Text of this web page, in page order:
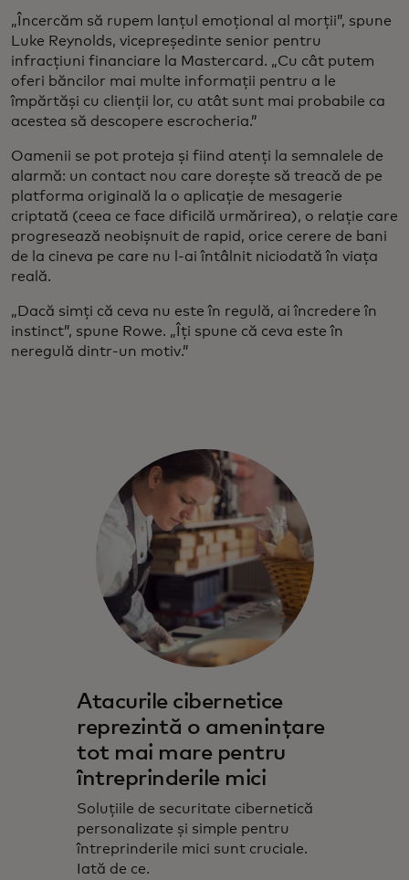
„Încercăm să rupem lanțul emoțional al morții”, spune
Luke Reynolds, vicepreședinte senior pentru
infracțiuni financiare la Mastercard. „Cu cât putem
oferi băncilor mai multe informații pentru a le
împărtăși cu clienții lor, cu atât sunt mai probabile ca
acestea să descopere escrocheria.”
Oamenii se pot proteja și fiind atenți la semnalele de
alarmă: un contact nou care dorește să treacă de pe
platforma originală la o aplicație de mesagerie
criptată (ceea ce face dificilă urmărirea), o relație care
progresează neobișnuit de rapid, orice cerere de bani
de la cineva pe care nu l-ai întâlnit niciodată în viața
reală.
„Dacă simți că ceva nu este în regulă, ai încredere în
instinct”, spune Rowe. „Îți spune că ceva este în
neregulă dintr-un motiv.”
Atacurile cibernetice
reprezintă o amenințare
tot mai mare pentru
întreprinderile mici
Soluțiile de securitate cibernetică
personalizate și simple pentru
întreprinderile mici sunt cruciale.
Iată de ce.